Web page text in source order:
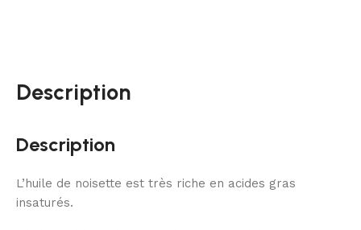
Description
Description
L’huile de noisette est très riche en acides gras
insaturés.